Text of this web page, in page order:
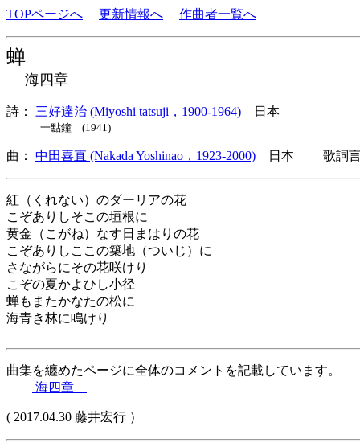
TOPページへ 更新情報へ 作曲者一覧へ
蝉
海四章
詩： 三好達治 (Miyoshi tatsuji，1900-1964) 日本
一點鐘 (1941)
曲： 中田喜直 (Nakada Yoshinao，1923-2000) 日本 歌詞言
紅（くれない）のダーリアの花
こぞありしそこの垣根に
黄金（こがね）なす日まはりの花
こぞありしここの築地（ついじ）に
さながらにその花咲けり
こぞの夏かよひし小径
蝉もまたかなたの松に
海青き林に鳴けり
曲集を纏めたページに全体のコメントを記載しています。
海四章
( 2017.04.30 藤井宏行 ）